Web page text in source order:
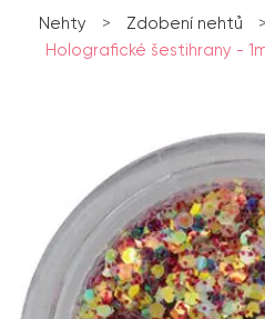
Nehty > Zdobení nehtů >
Holografické šestihrany -